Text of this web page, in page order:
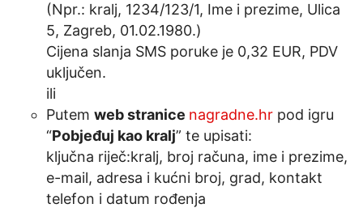
(Npr.: kralj, 1234/123/1, Ime i prezime, Ulica
5, Zagreb, 01.02.1980.)
Cijena slanja SMS poruke je 0,32 EUR, PDV
uključen.
ili
Putem web stranice nagradne.hr pod igru
“Pobjeđuj kao kralj” te upisati:
ključna riječ:kralj, broj računa, ime i prezime,
e-mail, adresa i kućni broj, grad, kontakt
telefon i datum rođenja